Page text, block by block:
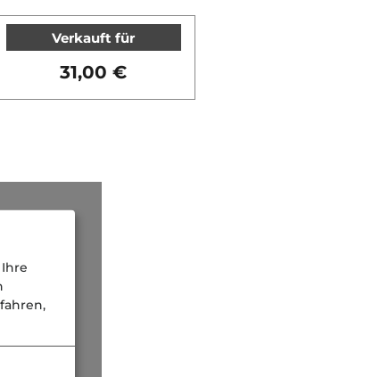
Verkauft für
31,00 €